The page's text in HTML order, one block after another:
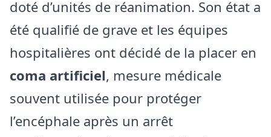
doté d’unités de réanimation. Son état a
été qualifié de grave et les équipes
hospitalières ont décidé de la placer en
coma artificiel, mesure médicale
souvent utilisée pour protéger
l’encéphale après un arrêt